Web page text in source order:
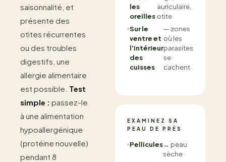
saisonnalité, et
présente des
otites récurrentes
ou des troubles
digestifs, une
allergie alimentaire
est possible. Test
simple : passez-le
à une alimentation
hypoallergénique
(protéine nouvelle)
pendant 8
les
oreilles
auriculaire,
otite
Sur le
ventre et
l'intérieur
des
cuisses
— zones
où les
parasites
se
cachent
EXAMINEZ SA
PEAU DE PRÈS
Pellicules→ peau
sèche